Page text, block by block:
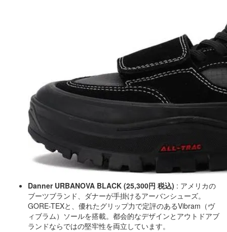
Danner URBANOVA BLACK (25,300円 税込) : アメリカの
ブーツブランド、ダナーが手掛けるアーバンシューズ。
GORE-TEXと、優れたグリップ力で定評のあるVibram（ヴ
ィブラム）ソールを搭載。都会的なデザインとアウトドアブ
ランドならではの堅牢性を両立しています。